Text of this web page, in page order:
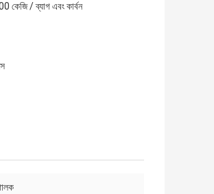
কেজি / ব্যাগ এবং কার্বন